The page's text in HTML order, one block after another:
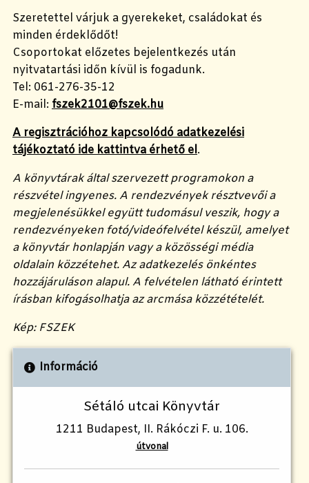
Szeretettel várjuk a gyerekeket, családokat és
minden érdeklődőt!
Csoportokat előzetes bejelentkezés után
nyitvatartási időn kívül is fogadunk.
Tel: 061-276-35-12
E-mail: fszek2101@fszek.hu
A regisztrációhoz kapcsolódó adatkezelési
tájékoztató ide kattintva érhető el.
A könyvtárak által szervezett programokon a
részvétel ingyenes. A rendezvények résztvevői a
megjelenésükkel együtt tudomásul veszik, hogy a
rendezvényeken fotó/videófelvétel készül, amelyet
a könyvtár honlapján vagy a közösségi média
oldalain közzétehet. Az adatkezelés önkéntes
hozzájáruláson alapul. A felvételen látható érintett
írásban kifogásolhatja az arcmása közzétételét.
Kép: FSZEK
Információ
Sétáló utcai Könyvtár
1211 Budapest, II. Rákóczi F. u. 106.
útvonal